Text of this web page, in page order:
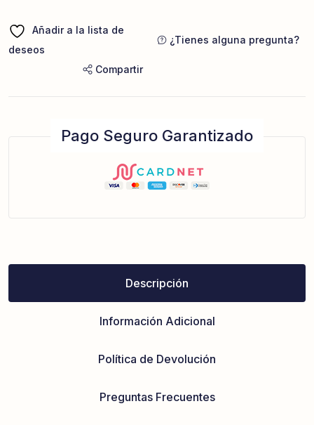
Añadir a la lista de
deseos
¿Tienes alguna pregunta?
Compartir
Pago Seguro Garantizado
Descripción
Información Adicional
Política de Devolución
Preguntas Frecuentes